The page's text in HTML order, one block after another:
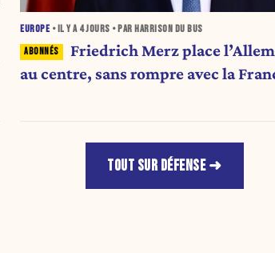
EUROPE • IL Y A 4 JOURS • PAR HARRISON DU BUS
Friedrich Merz place
au centre, sans rompre avec la
TOUT SUR DÉFENSE